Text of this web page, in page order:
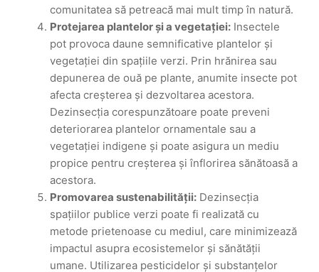
comunitatea să petreacă mai mult timp în natură.
Protejarea plantelor și a vegetației: Insectele
pot provoca daune semnificative plantelor și
vegetației din spațiile verzi. Prin hrănirea sau
depunerea de ouă pe plante, anumite insecte pot
afecta creșterea și dezvoltarea acestora.
Dezinsecția corespunzătoare poate preveni
deteriorarea plantelor ornamentale sau a
vegetației indigene și poate asigura un mediu
propice pentru creșterea și înflorirea sănătoasă a
acestora.
Promovarea sustenabilității: Dezinsecția
spațiilor publice verzi poate fi realizată cu
metode prietenoase cu mediul, care minimizează
impactul asupra ecosistemelor și sănătății
umane. Utilizarea pesticidelor și substanțelor